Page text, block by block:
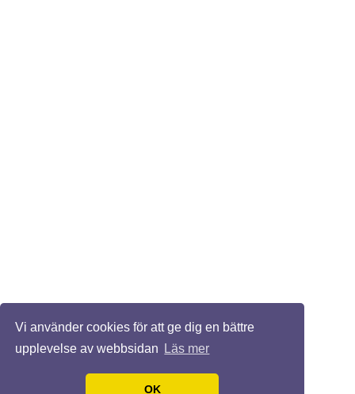
Vi använder cookies för att ge dig en bättre
upplevelse av webbsidan
Läs mer
OK